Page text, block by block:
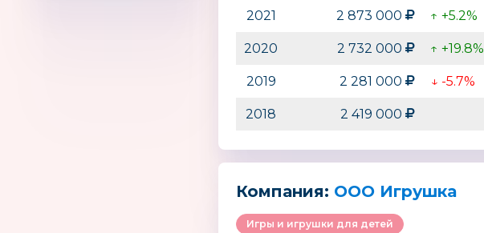
2021 2 873 000 ↑ +5.2%
2020 2 732 000 ↑ +19.8%
2019 2 281 000 ↓ -5.7%
2018 2 419 000
Компания: ООО Игрушка
Игры и игрушки для детей